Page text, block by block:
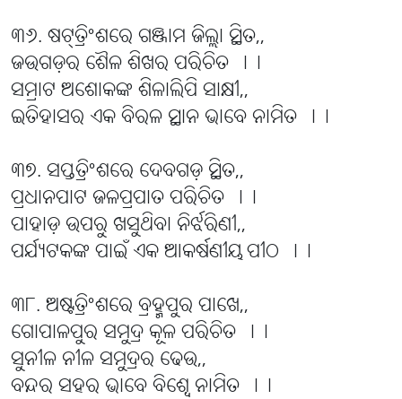
୩୬. ଷଟ୍‌ତ୍ରିଂଶରେ ଗଞ୍ଜାମ ଜିଲ୍ଲା ସ୍ଥିତ,,
ଜଉଗଡ଼ର ଶୈଳ ଶିଖର ପରିଚିତ ।।
ସମ୍ରାଟ ଅଶୋକଙ୍କ ଶିଳାଲିପି ସାକ୍ଷୀ,,
ଇତିହାସର ଏକ ବିରଳ ସ୍ଥାନ ଭାବେ ନାମିତ ।।
୩୭. ସପ୍ତତ୍ରିଂଶରେ ଦେବଗଡ଼ ସ୍ଥିତ,,
ପ୍ରଧାନପାଟ ଜଳପ୍ରପାତ ପରିଚିତ ।।
ପାହାଡ଼ ଉପରୁ ଖସୁଥିବା ନିର୍ଝରିଣୀ,,
ପର୍ଯ୍ୟଟକଙ୍କ ପାଇଁ ଏକ ଆକର୍ଷଣୀୟ ପୀଠ ।।
୩୮. ଅଷ୍ଟତ୍ରିଂଶରେ ବ୍ରହ୍ମପୁର ପାଖେ,,
ଗୋପାଳପୁର ସମୁଦ୍ର କୂଳ ପରିଚିତ ।।
ସୁନୀଳ ନୀଳ ସମୁଦ୍ରର ଢେଉ,,
ବନ୍ଦର ସହର ଭାବେ ବିଶ୍ୱେ ନାମିତ ।।